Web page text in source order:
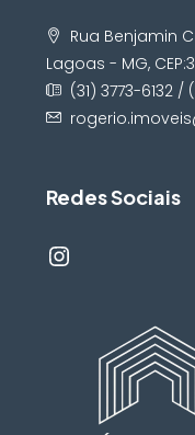
Rua Benjamin
Lagoas - MG,
(31) 3773-6132 /
Redes Sociais